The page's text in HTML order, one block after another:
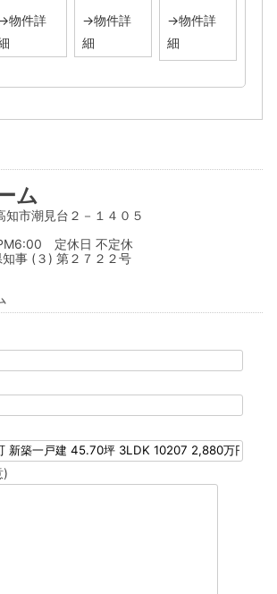
物件詳
→物件詳
細
→物件詳
細
ム
市潮見台２－１４０５
　定休日 不定休
事 (３) 第２７２２号
)